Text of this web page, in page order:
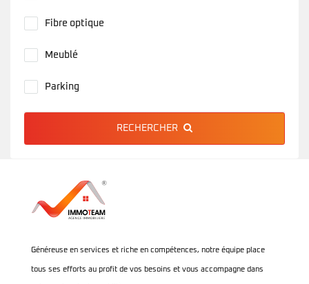
Fibre optique
Meublé
Parking
RECHERCHER
Généreuse en services et riche en compétences, notre équipe place
tous ses efforts au profit de vos besoins et vous accompagne dans